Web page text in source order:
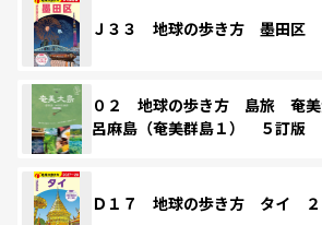
Ｊ３３ 地球の歩き方 墨田区
０２ 地球の歩き方 島旅 奄
呂麻島（奄美群島１） ５訂版
Ｄ１７ 地球の歩き方 タイ ２